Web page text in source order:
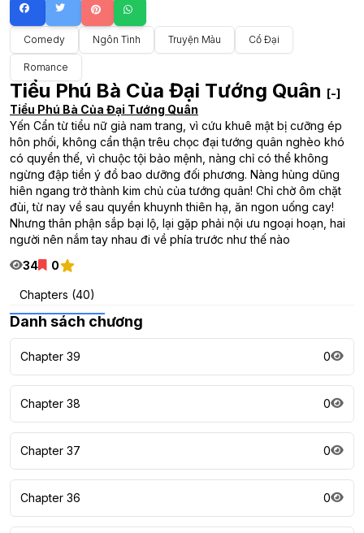
Comedy Ngôn Tình Truyện Màu Cổ Đại
Romance
Tiểu Phú Bà Của Đại Tướng Quân [-]
Tiểu Phú Bà Của Đại Tướng Quân
Yến Cẩn từ tiểu nữ giả nam trang, vì cứu khuê mật bị cưỡng ép
hôn phối, không cẩn thận trêu chọc đại tướng quân nghèo khó
có quyền thế, vì chuộc tội bảo mệnh, nàng chỉ có thể không
ngừng đập tiền ý đồ bao dưỡng đối phương. Nàng hùng dũng
hiên ngang trở thành kim chủ của tướng quân! Chỉ chờ ôm chặt
đùi, từ nay về sau quyền khuynh thiên hạ, ăn ngon uống cay!
Nhưng thân phận sắp bại lộ, lại gặp phải nội ưu ngoại hoạn, hai
người nên nắm tay nhau đi về phía trước như thế nào
34
0
Chapters (40)
Danh sách chương
Chapter 39 0
Chapter 38 0
Chapter 37 0
Chapter 36 0